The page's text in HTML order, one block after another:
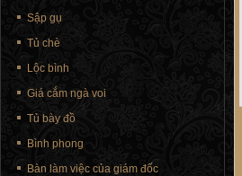
Sập gụ
Tủ chè
Lộc bình
Giá cắm ngà voi
Tủ bày đồ
Bình phong
Bàn làm việc của giám đốc